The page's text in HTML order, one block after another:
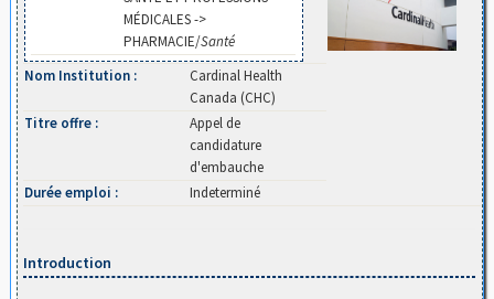
MÉDICALES ->
PHARMACIE/Santé
Nom Institution :
Cardinal Health
Canada (CHC)
Titre offre :
Appel de
candidature
d'embauche
Durée emploi :
Indeterminé
Introduction